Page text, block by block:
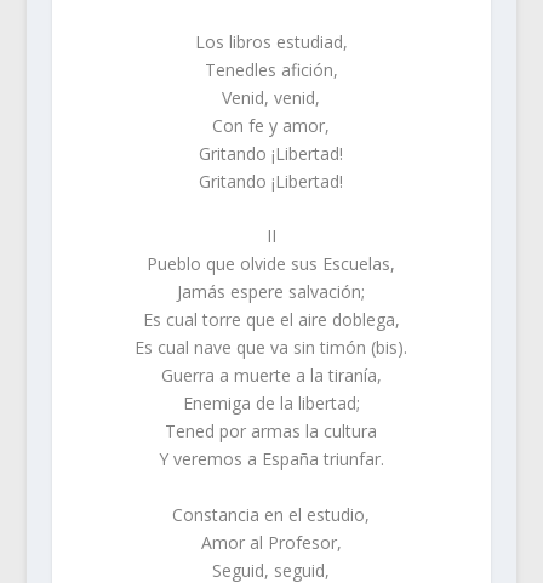
Los libros estudiad,
Tenedles afición,
Venid, venid,
Con fe y amor,
Gritando ¡Libertad!
Gritando ¡Libertad!
II
Pueblo que olvide sus Escuelas,
Jamás espere salvación;
Es cual torre que el aire doblega,
Es cual nave que va sin timón (bis).
Guerra a muerte a la tiranía,
Enemiga de la libertad;
Tened por armas la cultura
Y veremos a España triunfar.
Constancia en el estudio,
Amor al Profesor,
Seguid, seguid,